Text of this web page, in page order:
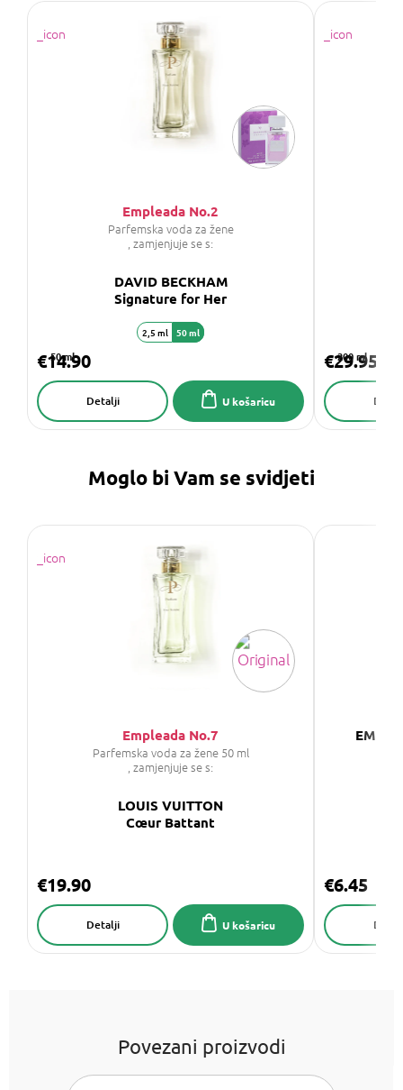
Empleada No.2
Parfemska voda za žene
, zamjenjuje se s:
DAVID BECKHAM
Signature for Her
50 ml
€14.90
U košaricu
Detalji
2,5 ml 50 ml
200 ml
€29.95
Moglo bi Vam se svidjeti
Empleada No.7
Parfemska voda za žene 50 ml
, zamjenjuje se s:
LOUIS VUITTON
Cœur Battant
€19.90
U košaricu
Detalji
€6.45
Povezani proizvodi